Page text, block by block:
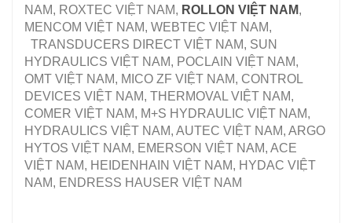
NAM, ROXTEC VIỆT NAM, ROLLON VIỆT NAM,
MENCOM VIỆT NAM, WEBTEC VIỆT NAM,
TRANSDUCERS DIRECT VIỆT NAM, SUN
HYDRAULICS VIỆT NAM, POCLAIN VIỆT NAM,
OMT VIỆT NAM, MICO ZF VIỆT NAM, CONTROL
DEVICES VIỆT NAM, THERMOVAL VIỆT NAM,
COMER VIỆT NAM, M+S HYDRAULIC VIỆT NAM,
HYDRAULICS VIỆT NAM, AUTEC VIỆT NAM, ARGO
HYTOS VIỆT NAM, EMERSON VIỆT NAM, ACE
VIỆT NAM, HEIDENHAIN VIỆT NAM, HYDAC VIỆT
NAM, ENDRESS HAUSER VIỆT NAM